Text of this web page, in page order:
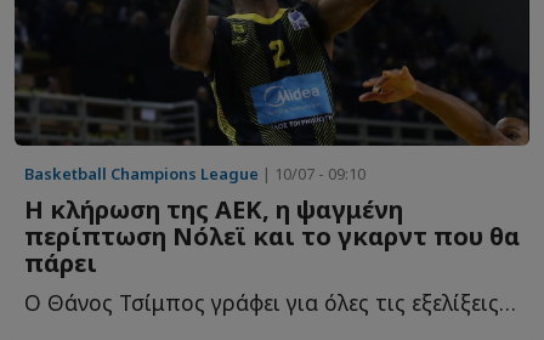
Basketball Champions League | 10/07 - 09:10
Η κλήρωση της ΑΕΚ, η ψαγμένη
περίπτωση Νόλεϊ και το γκαρντ που θα
πάρει
Ο Θάνος Τσίμπος γράφει για όλες τις εξελίξεις τ...